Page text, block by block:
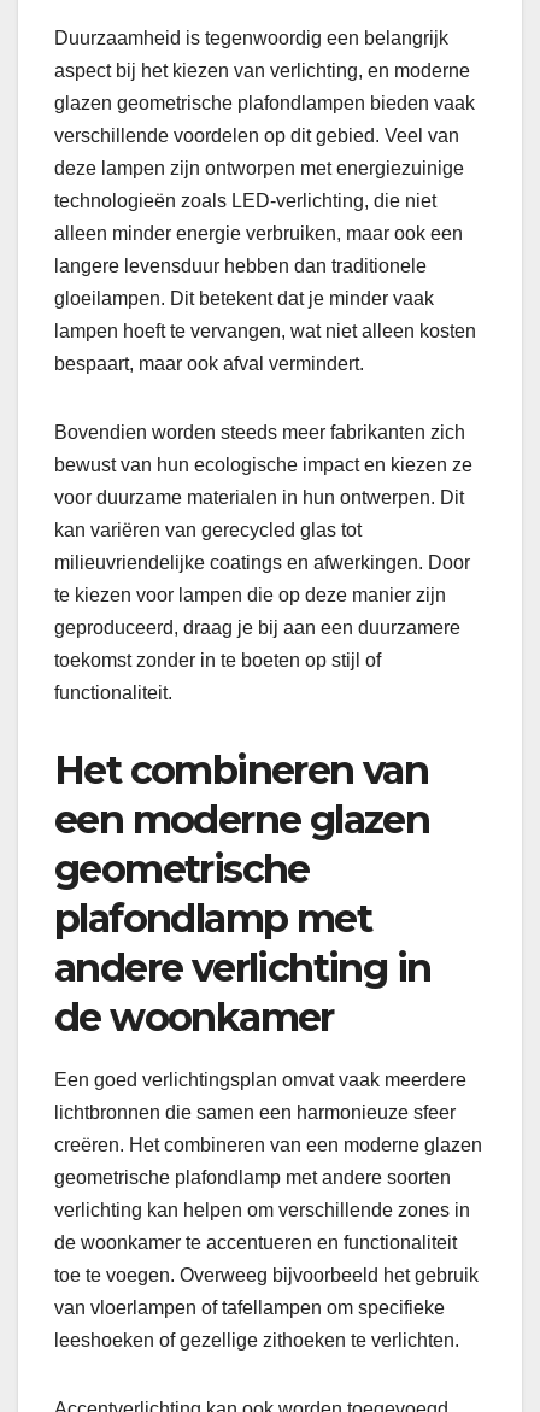
Duurzaamheid is tegenwoordig een belangrijk
aspect bij het kiezen van verlichting, en moderne
glazen geometrische plafondlampen bieden vaak
verschillende voordelen op dit gebied. Veel van
deze lampen zijn ontworpen met energiezuinige
technologieën zoals LED-verlichting, die niet
alleen minder energie verbruiken, maar ook een
langere levensduur hebben dan traditionele
gloeilampen. Dit betekent dat je minder vaak
lampen hoeft te vervangen, wat niet alleen kosten
bespaart, maar ook afval vermindert.
Bovendien worden steeds meer fabrikanten zich
bewust van hun ecologische impact en kiezen ze
voor duurzame materialen in hun ontwerpen. Dit
kan variëren van gerecycled glas tot
milieuvriendelijke coatings en afwerkingen. Door
te kiezen voor lampen die op deze manier zijn
geproduceerd, draag je bij aan een duurzamere
toekomst zonder in te boeten op stijl of
functionaliteit.
Het combineren van
een moderne glazen
geometrische
plafondlamp met
andere verlichting in
de woonkamer
Een goed verlichtingsplan omvat vaak meerdere
lichtbronnen die samen een harmonieuze sfeer
creëren. Het combineren van een moderne glazen
geometrische plafondlamp met andere soorten
verlichting kan helpen om verschillende zones in
de woonkamer te accentueren en functionaliteit
toe te voegen. Overweeg bijvoorbeeld het gebruik
van vloerlampen of tafellampen om specifieke
leeshoeken of gezellige zithoeken te verlichten.